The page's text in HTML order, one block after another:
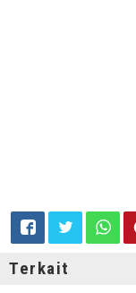
Terkait